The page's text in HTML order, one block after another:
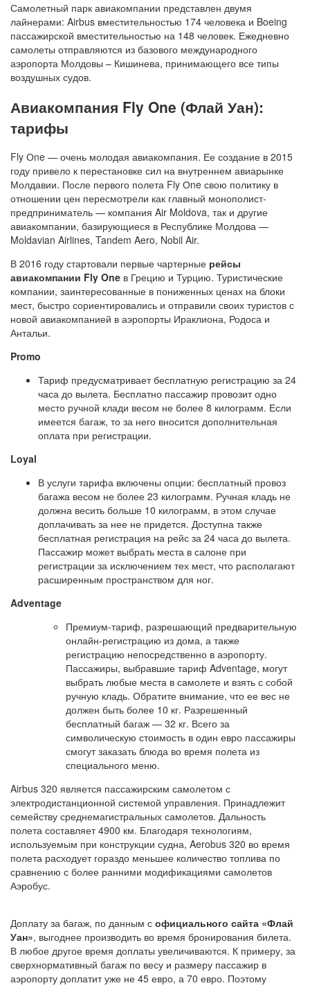
Самолетный парк авиакомпании представлен двумя
лайнерами: Airbus вместительностью 174 человека и Boeing
пассажирской вместительностью на 148 человек. Ежедневно
самолеты отправляются из базового международного
аэропорта Молдовы – Кишинева, принимающего все типы
воздушных судов.
Авиакомпания Fly One (Флай Уан):
тарифы
Fly Оne — очень молодая авиакомпания. Ее создание в 2015
году привело к перестановке сил на внутреннем авиарынке
Молдавии. После первого полета Fly Оne свою политику в
отношении цен пересмотрели как главный монополист-
предприниматель — компания Air Moldova, так и другие
авиакомпании, базирующиеся в Республике Молдова —
Moldavian Airlines, Tandem Aero, Nobil Air.
В 2016 году стартовали первые чартерные рейсы
авиакомпании Fly One в Грецию и Турцию. Туристические
компании, заинтересованные в пониженных ценах на блоки
мест, быстро сориентировались и отправили своих туристов с
новой авиакомпанией в аэропорты Ираклиона, Родоса и
Антальи.
Promo
Тариф предусматривает бесплатную регистрацию за 24
часа до вылета. Бесплатно пассажир провозит одно
место ручной клади весом не более 8 килограмм. Если
имеется багаж, то за него вносится дополнительная
оплата при регистрации.
Loyal
В услуги тарифа включены опции: бесплатный провоз
багажа весом не более 23 килограмм. Ручная кладь не
должна весить больше 10 килограмм, в этом случае
доплачивать за нее не придется. Доступна также
бесплатная регистрация на рейс за 24 часа до вылета.
Пассажир может выбрать места в салоне при
регистрации за исключением тех мест, что располагают
расширенным пространством для ног.
Adventage
Премиум-тариф, разрешающий предварительную
онлайн-регистрацию из дома, а также
регистрацию непосредственно в аэропорту.
Пассажиры, выбравшие тариф Adventage, могут
выбрать любые места в самолете и взять с собой
ручную кладь. Обратите внимание, что ее вес не
должен быть более 10 кг. Разрешенный
бесплатный багаж — 32 кг. Всего за
символическую стоимость в один евро пассажиры
смогут заказать блюда во время полета из
специального меню.
Airbus 320 является пассажирским самолетом с
электродистанционной системой управления. Принадлежит
семейству среднемагистральных самолетов. Дальность
полета составляет 4900 км. Благодаря технологиям,
используемым при конструкции судна, Aerobus 320 во время
полета расходует гораздо меньшее количество топлива по
сравнению с более ранними модификациями самолетов
Аэробус.
Доплату за багаж, по данным с официального сайта «Флай
Уан», выгоднее производить во время бронирования билета.
В любое другое время доплаты увеличиваются. К примеру, за
сверхнормативный багаж по весу и размеру пассажир в
аэропорту доплатит уже не 45 евро, а 70 евро. Поэтому